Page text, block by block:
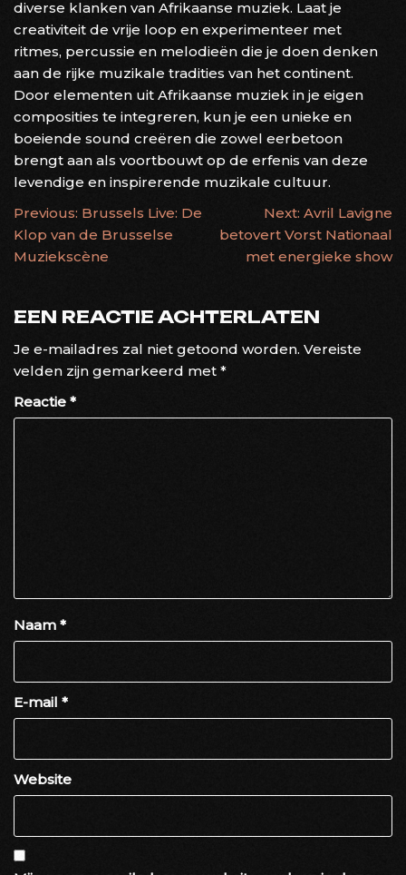
diverse klanken van Afrikaanse muziek. Laat je
creativiteit de vrije loop en experimenteer met
ritmes, percussie en melodieën die je doen denken
aan de rijke muzikale tradities van het continent.
Door elementen uit Afrikaanse muziek in je eigen
composities te integreren, kun je een unieke en
boeiende sound creëren die zowel eerbetoon
brengt aan als voortbouwt op de erfenis van deze
levendige en inspirerende muzikale cultuur.
BERICHTNAVIGATIE
Previous: Brussels Live: De
Klop van de Brusselse
Muziekscène
Next: Avril Lavigne
betovert Vorst Nationaal
met energieke show
EEN REACTIE ACHTERLATEN
Je e-mailadres zal niet getoond worden. Vereiste
velden zijn gemarkeerd met *
Reactie *
Naam *
E-mail *
Website